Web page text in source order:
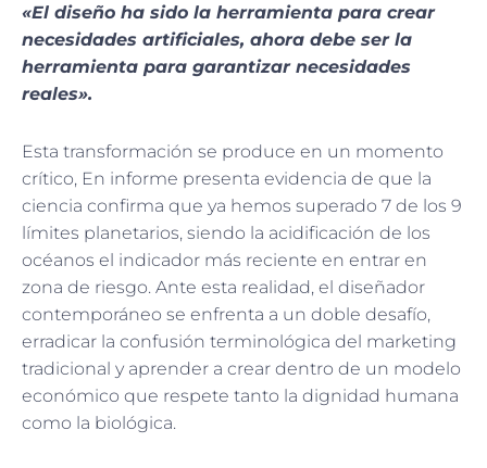
«El diseño ha sido la herramienta para crear
necesidades artificiales, ahora debe ser la
herramienta para garantizar necesidades
reales».
Esta transformación se produce en un momento
crítico, En informe presenta evidencia de que la
ciencia confirma que ya hemos superado 7 de los 9
límites planetarios, siendo la acidificación de los
océanos el indicador más reciente en entrar en
zona de riesgo. Ante esta realidad, el diseñador
contemporáneo se enfrenta a un doble desafío,
erradicar la confusión terminológica del marketing
tradicional y aprender a crear dentro de un modelo
económico que respete tanto la dignidad humana
como la biológica.